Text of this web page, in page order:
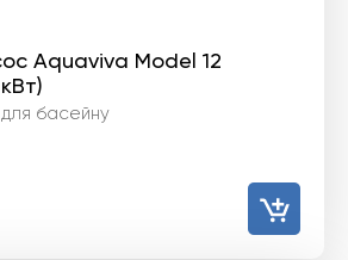
Aquaviva Model 12
басейну